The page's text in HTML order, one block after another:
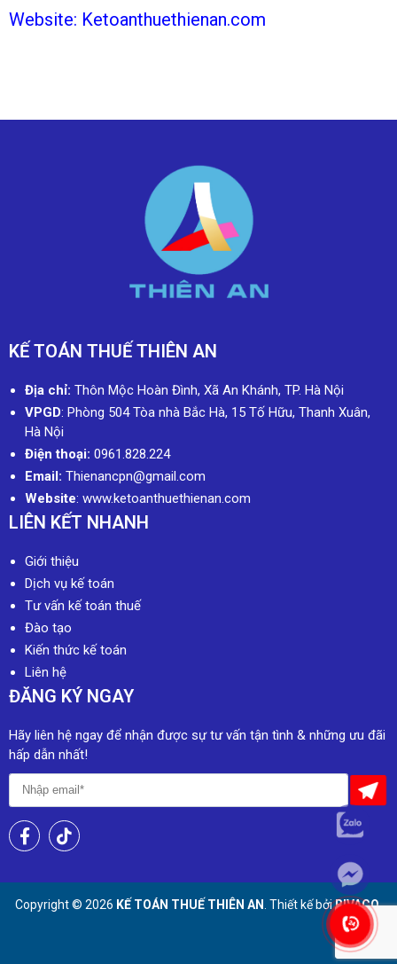
Website: Ketoanthuethienan.com
KẾ TOÁN THUẾ THIÊN AN
Địa chỉ: Thôn Mộc Hoàn Đình, Xã An Khánh, TP. Hà Nội
VPGD: Phòng 504 Tòa nhà Bắc Hà, 15 Tố Hữu, Thanh Xuân,
Hà Nội
Điện thoại: 0961.828.224
Email: Thienancpn@gmail.com
Website: www.ketoanthuethienan.com
LIÊN KẾT NHANH
Giới thiệu
Dịch vụ kế toán
Tư vấn kế toán thuế
Đào tạo
Kiến thức kế toán
Liên hệ
ĐĂNG KÝ NGAY
Hãy liên hệ ngay để nhận được sự tư vấn tận tình & những ưu đãi
hấp dẫn nhất!
Copyright © 2026 KẾ TOÁN THUẾ THIÊN AN . Thiết kế bởiBIVACO.